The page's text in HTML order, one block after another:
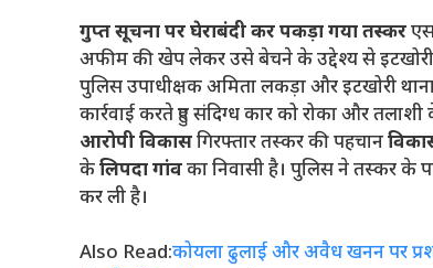
गुप्त सूचना पर घेराबंदी कर पकड़ा गया तस्कर
अफीम की खेप लेकर उसे बेचने के उद्देश्य से इटखोरी
पुलिस उपाधीक्षक अमिता लकड़ा और इटखोरी
कार्रवाई करते हुए संदिग्ध कार को रोका और तलाशी
आरोपी विकासगिरफ्तार तस्कर की पहचान
केलिपदा गांवका निवासी है। पुलिस ने तस्कर के
कर ली है।
Also Read:कोयला ढुलाई और अवैध खनन पर